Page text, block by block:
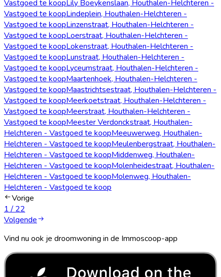
Vastgoed te koopLily Boeykenslaan, Houthalen-Helchteren -
Vastgoed te koopLindeplein, Houthalen-Helchteren -
Vastgoed te koopLinzenstraat, Houthalen-Helchteren -
Vastgoed te koopLoerstraat, Houthalen-Helchteren -
Vastgoed te koopLokenstraat, Houthalen-Helchteren -
Vastgoed te koopLunstraat, Houthalen-Helchteren -
Vastgoed te koopLyceumstraat, Houthalen-Helchteren -
Vastgoed te koopMaartenhoek, Houthalen-Helchteren -
Vastgoed te koopMaastrichtsestraat, Houthalen-Helchteren -
Vastgoed te koopMeerkoetstraat, Houthalen-Helchteren -
Vastgoed te koopMeerstraat, Houthalen-Helchteren -
Vastgoed te koopMeester Verdonckstraat, Houthalen-
Helchteren - Vastgoed te koopMeeuwerweg, Houthalen-
Helchteren - Vastgoed te koopMeulenbergstraat, Houthalen-
Helchteren - Vastgoed te koopMiddenweg, Houthalen-
Helchteren - Vastgoed te koopMolenheidestraat, Houthalen-
Helchteren - Vastgoed te koopMolenweg, Houthalen-
Helchteren - Vastgoed te koop
Vorige
1/ 22
Volgende
Vind nu ook je droomwoning in de Immoscoop-app